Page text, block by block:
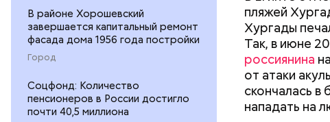
В районе Хорошевский
завершается капитальный ремонт
фасада дома 1956 года постройки
Город
Соцфонд: Количество
пенсионеров в России достигло
почти 40,5 миллиона
пляжей
Хургады
Так, в июне
россиянина
от атаки
скончалась в
нападать на
Так как
первые 15
пробираясь
зона.